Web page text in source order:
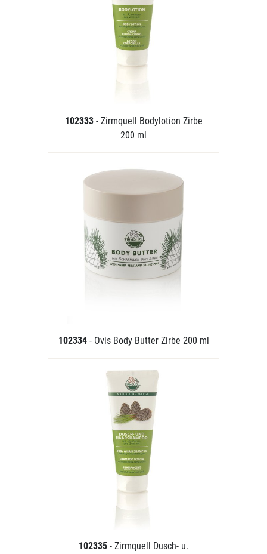
102333 - Zirmquell Bodylotion Zirbe
200 ml
102334 - Ovis Body Butter Zirbe 200 ml
102335 - Zirmquell Dusch- u.